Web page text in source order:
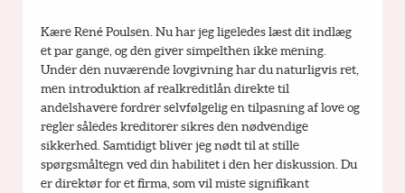
Kære René Poulsen. Nu har jeg ligeledes læst dit indlæg
et par gange, og den giver simpelthen ikke mening.
Under den nuværende lovgivning har du naturligvis ret,
men introduktion af realkreditlån direkte til
andelshavere fordrer selvfølgelig en tilpasning af love og
regler således kreditorer sikres den nødvendige
sikkerhed. Samtidigt bliver jeg nødt til at stille
spørgsmåltegn ved din habilitet i den her diskussion. Du
er direktør for et firma, som vil miste signifikant